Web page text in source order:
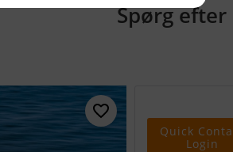
Spørg efter
Quick
Login